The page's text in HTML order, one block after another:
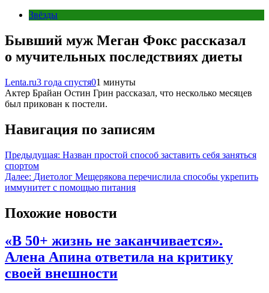
Звёзды
Бывший муж Меган Фокс рассказал
о мучительных последствиях диеты
Lenta.ru3 года спустя01 минуты
Актер Брайан Остин Грин рассказал, что несколько месяцев
был прикован к постели.
Навигация по записям
Предыдущая: Назван простой способ заставить себя заняться
спортом
Далее: Диетолог Мещерякова перечислила способы укрепить
иммунитет с помощью питания
Похожие новости
«В 50+ жизнь не заканчивается».
Алена Апина ответила на критику
своей внешности